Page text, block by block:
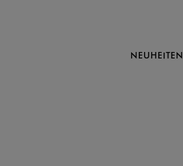
NEUHEITEN